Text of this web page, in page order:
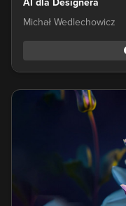
AI dla Designera
Michał Wedlechowicz